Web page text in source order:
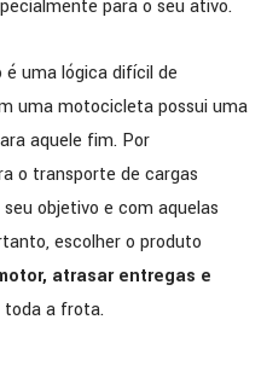
para o seu ativo.
é uma lógica difícil de
uma motocicleta possui uma
aquele fim. Por
o transporte de cargas
objetivo e com aquelas
escolher o produto
atrasar entregas e
toda a frota.